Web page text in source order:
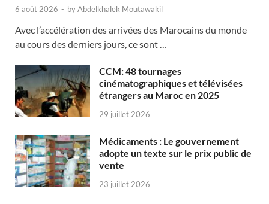
6 août 2026 - byAbdelkhalek Moutawakil
Avec l’accélération des arrivées des Marocains du monde
au cours des derniers jours, ce sont …
CCM: 48 tournages
cinématographiques et télévisées
étrangers au Maroc en 2025
29 juillet 2026
Médicaments : Le gouvernement
adopte un texte sur le prix public de
vente
23 juillet 2026